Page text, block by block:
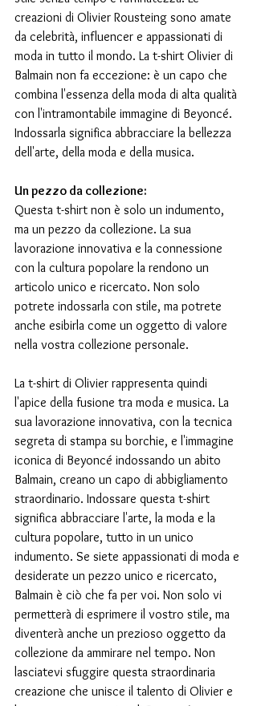
creazioni di Olivier Rousteing sono amate
da celebrità, influencer e appassionati di
moda in tutto il mondo. La t-shirt Olivier di
Balmain non fa eccezione: è un capo che
combina l'essenza della moda di alta qualità
con l'intramontabile immagine di Beyoncé.
Indossarla significa abbracciare la bellezza
dell'arte, della moda e della musica.
Un pezzo da collezione:
Questa t-shirt non è solo un indumento,
ma un pezzo da collezione. La sua
lavorazione innovativa e la connessione
con la cultura popolare la rendono un
articolo unico e ricercato. Non solo
potrete indossarla con stile, ma potrete
anche esibirla come un oggetto di valore
nella vostra collezione personale.
La t-shirt di Olivier rappresenta quindi
l'apice della fusione tra moda e musica. La
sua lavorazione innovativa, con la tecnica
segreta di stampa su borchie, e l'immagine
iconica di Beyoncé indossando un abito
Balmain, creano un capo di abbigliamento
straordinario. Indossare questa t-shirt
significa abbracciare l'arte, la moda e la
cultura popolare, tutto in un unico
indumento. Se siete appassionati di moda e
desiderate un pezzo unico e ricercato,
Balmain è ciò che fa per voi. Non solo vi
permetterà di esprimere il vostro stile, ma
diventerà anche un prezioso oggetto da
collezione da ammirare nel tempo. Non
lasciatevi sfuggire questa straordinaria
creazione che unisce il talento di Olivier e